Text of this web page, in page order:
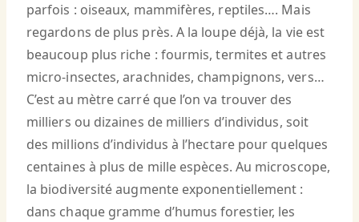
parfois : oiseaux, mammifères, reptiles…. Mais
regardons de plus près. A la loupe déjà, la vie est
beaucoup plus riche : fourmis, termites et autres
micro-insectes, arachnides, champignons, vers…
C’est au mètre carré que l’on va trouver des
milliers ou dizaines de milliers d’individus, soit
des millions d’individus à l’hectare pour quelques
centaines à plus de mille espèces. Au microscope,
la biodiversité augmente exponentiellement :
dans chaque gramme d’humus forestier, les